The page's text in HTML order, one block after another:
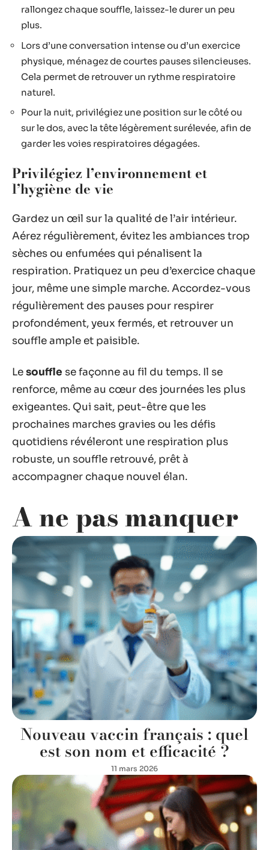
rallongez chaque souffle, laissez-le durer un peu
plus.
Lors d’une conversation intense ou d’un exercice
physique, ménagez de courtes pauses silencieuses.
Cela permet de retrouver un rythme respiratoire
naturel.
Pour la nuit, privilégiez une position sur le côté ou
sur le dos, avec la tête légèrement surélevée, afin de
garder les voies respiratoires dégagées.
Privilégiez l’environnement et
l’hygiène de vie
Gardez un œil sur la qualité de l’air intérieur.
Aérez régulièrement, évitez les ambiances trop
sèches ou enfumées qui pénalisent la
respiration. Pratiquez un peu d’exercice chaque
jour, même une simple marche. Accordez-vous
régulièrement des pauses pour respirer
profondément, yeux fermés, et retrouver un
souffle ample et paisible.
Lesouffle se façonne au fil du temps. Il se
renforce, même au cœur des journées les plus
exigeantes. Qui sait, peut-être que les
prochaines marches gravies ou les défis
quotidiens révéleront une respiration plus
robuste, un souffle retrouvé, prêt à
accompagner chaque nouvel élan.
A ne pas manquer
Nouveau vaccin français : quel
est son nom et efficacité ?
11 mars 2026